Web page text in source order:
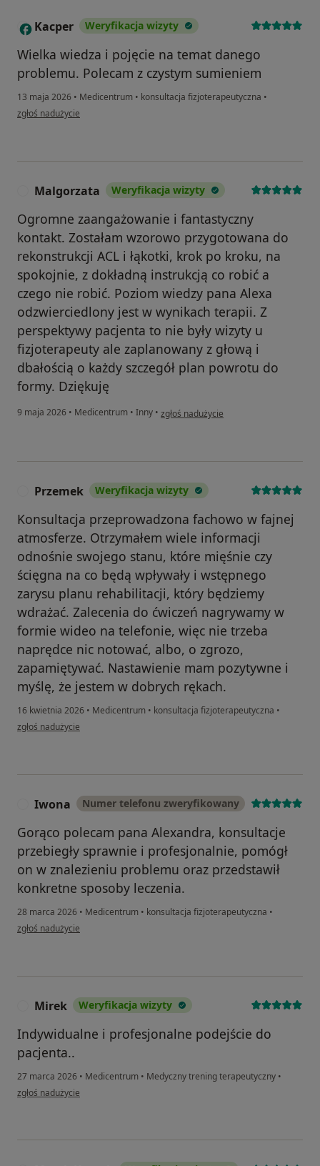
K Kacper Weryfikacja wizyty
Wielka wiedza i pojęcie na temat danego
problemu. Polecam z czystym sumieniem
13 maja 2026 • Medicentrum • konsultacja fizjoterapeutyczna •
w opinii użytkownika Kacper
zgłoś nadużycie
Malgorzata Weryfikacja wizyty
Ogromne zaangażowanie i fantastyczny
kontakt. Zostałam wzorowo przygotowana do
rekonstrukcji ACL i łąkotki, krok po kroku, na
spokojnie, z dokładną instrukcją co robić a
czego nie robić. Poziom wiedzy pana Alexa
odzwierciedlony jest w wynikach terapii. Z
perspektywy pacjenta to nie były wizyty u
fizjoterapeuty ale zaplanowany z głową i
dbałością o każdy szczegół plan powrotu do
formy. Dziękuję
9 maja 2026 • Medicentrum • Inny • w opinii użytkownika Malgorzata
zgłoś nadużycie
Przemek Weryfikacja wizyty
Konsultacja przeprowadzona fachowo w fajnej
atmosferze. Otrzymałem wiele informacji
odnośnie swojego stanu, które mięśnie czy
ścięgna na co będą wpływały i wstępnego
zarysu planu rehabilitacji, który będziemy
wdrażać. Zalecenia do ćwiczeń nagrywamy w
formie wideo na telefonie, więc nie trzeba
naprędce nic notować, albo, o zgrozo,
zapamiętywać. Nastawienie mam pozytywne i
myślę, że jestem w dobrych rękach.
16 kwietnia 2026 • Medicentrum • konsultacja fizjoterapeutyczna •
w opinii użytkownika Przemek
zgłoś nadużycie
Iwona Numer telefonu zweryfikowany
Gorąco polecam pana Alexandra, konsultacje
przebiegły sprawnie i profesjonalnie, pomógł
on w znalezieniu problemu oraz przedstawił
konkretne sposoby leczenia.
28 marca 2026 • Medicentrum • konsultacja fizjoterapeutyczna •
w opinii użytkownika Iwona
zgłoś nadużycie
Mirek Weryfikacja wizyty
Indywidualne i profesjonalne podejście do
pacjenta..
27 marca 2026 • Medicentrum • Medyczny trening terapeutyczny •
w opinii użytkownika Mirek
zgłoś nadużycie